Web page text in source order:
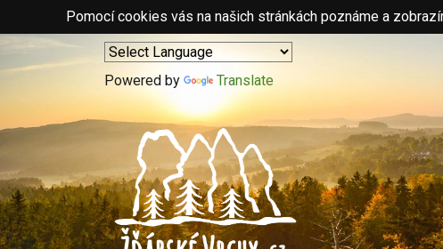
Pomocí cookies vás na našich stránkách poznáme a
Powered by Translate